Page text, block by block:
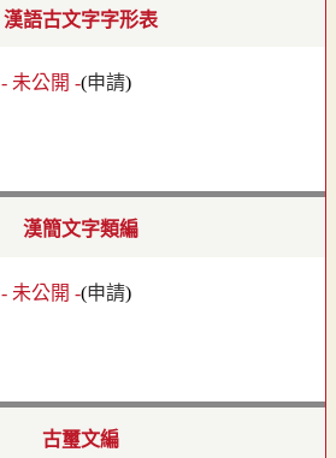
漢語古文字字形表
- 未公開 -(申請)
漢簡文字類編
- 未公開 -(申請)
古璽文編